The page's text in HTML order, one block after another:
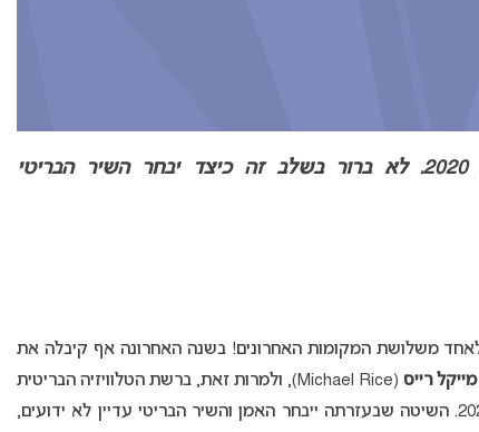
בריטניה מאשרת את השתתפותה באירוויזיון 2020. לא ברור בשלב זה כיצד יבחר השיר הבריטי
משלושת המקומות האחרונים! בשנה האחרונה אף קיבלה את
מייקל רייס
(Michael Rice), ולמרות זאת, ברשת הטלוויזיה הבריטית
(BBC) אישרו כי בריטניה צפויה להשתתף באירוויזיון 2020. השיטה שבעזרתה ייבחר האמן והשיר הבריטי עדיין לא ידועים,